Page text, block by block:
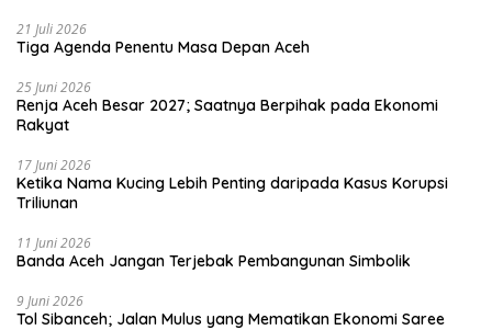
21 Juli 2026
Tiga Agenda Penentu Masa Depan Aceh
25 Juni 2026
Renja Aceh Besar 2027; Saatnya Berpihak pada Ekonomi
Rakyat
17 Juni 2026
Ketika Nama Kucing Lebih Penting daripada Kasus Korupsi
Triliunan
11 Juni 2026
Banda Aceh Jangan Terjebak Pembangunan Simbolik
9 Juni 2026
Tol Sibanceh; Jalan Mulus yang Mematikan Ekonomi Saree